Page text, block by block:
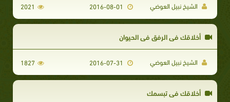
الشيخ نبيل العوضي 2021
أخلاقك في الرفق في الحيوان
الشيخ نبيل العوضي 1827
أخلاقك في تبسمك